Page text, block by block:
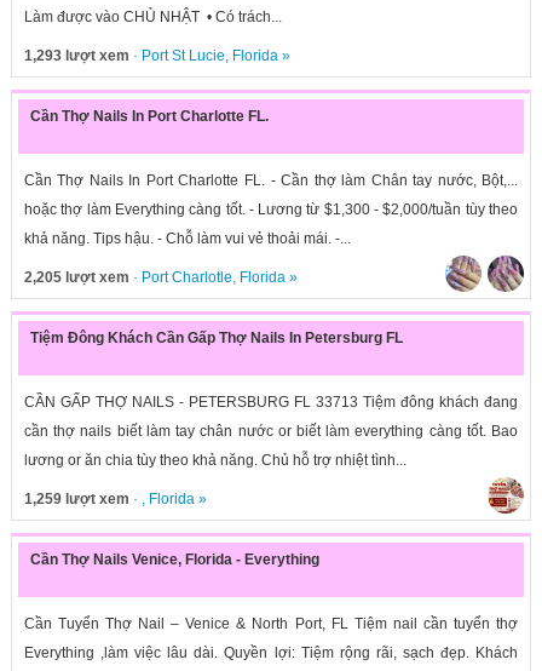
Làm được vào CHỦ NHẬT • Có trách...
1,293 lượt xem · Port St Lucie, Florida»
Cần Thợ Nails In Port Charlotte FL.
Cần Thợ Nails In Port Charlotte FL. - Cần thợ làm Chân tay nước, Bột,...
hoặc thợ làm Everything càng tốt. - Lương từ $1,300 - $2,000/tuần tùy theo
khả năng. Tips hậu. - Chỗ làm vui vẻ thoải mái. -...
2,205 lượt xem · Port Charlotle, Florida»
Tiệm Đông Khách Cần Gấp Thợ Nails In Petersburg FL
CẦN GẤP THỢ NAILS - PETERSBURG FL 33713 Tiệm đông khách đang
cần thợ nails biết làm tay chân nước or biết làm everything càng tốt. Bao
lương or ăn chia tùy theo khả năng. Chủ hỗ trợ nhiệt tình...
1,259 lượt xem · , Florida»
Cần Thợ Nails Venice, Florida - Everything
Cần Tuyển Thợ Nail – Venice & North Port, FL Tiệm nail cần tuyển thợ
Everything ,làm việc lâu dài. Quyền lợi: Tiệm rộng rãi, sạch đẹp. Khách